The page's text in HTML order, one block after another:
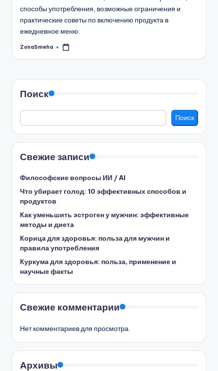
способы употребления, возможные ограничения и
практические советы по включению продукта в
ежедневное меню.
Запись
ZonaSmeha
Поиск
Поиск
Свежие записи
Философские вопросы ИИ / AI
Что убирает голод: 10 эффективных способов и
продуктов
Как уменьшить эстроген у мужчин: эффективные
методы и диета
Корица для здоровья: польза для мужчин и
правила употребления
Куркума для здоровья: польза, применение и
научные факты
Свежие комментарии
Нет комментариев для просмотра.
Архивы